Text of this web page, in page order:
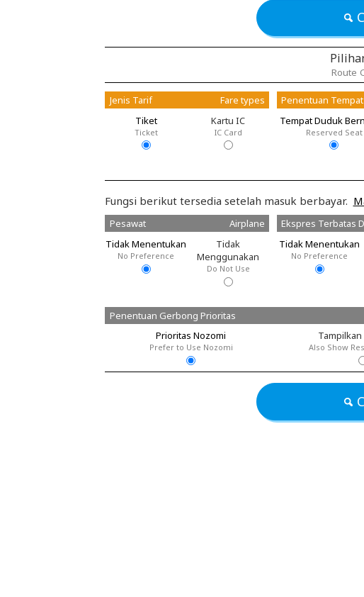
Route
Jenis Tarif
Fare types
Tiket
Ticket
Kartu IC
IC Card
Penentuan
Tempat Duduk
Reserved Seat
Fungsi berikut tersedia setelah masuk berbayar.
Pesawat
Airplane
Tidak Menentukan
No Preference
Tidak
Menggunakan
Do Not Use
Ekspres Terbatas
Tidak Menentukan
No Preference
Penentuan Gerbong Prioritas
Prioritas Nozomi
Prefer to Use Nozomi
Tampilkan
Also Show